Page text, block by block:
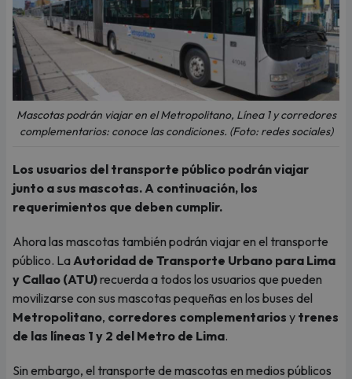
Mascotas podrán viajar en el Metropolitano, Línea 1 y corredores
complementarios: conoce las condiciones. (Foto: redes sociales)
Los usuarios del transporte público podrán viajar
junto a sus mascotas. A continuación, los
requerimientos que deben cumplir.
Ahora las mascotas también podrán viajar en el transporte
público. LaAutoridad de Transporte Urbano para Lima
y Callao (ATU)recuerda a todos los usuarios que pueden
movilizarse con sus mascotas pequeñas en los buses del
Metropolitano, corredores complementarios y trenes
de las líneas 1 y 2 del Metro de Lima.
Sin embargo, el transporte de mascotas en medios públicos